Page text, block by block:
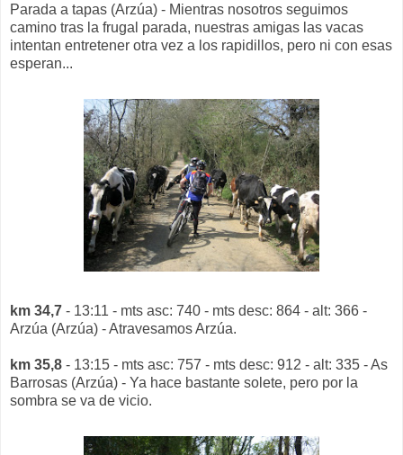
Parada a tapas (Arzúa) - Mientras nosotros seguimos
camino tras la frugal parada, nuestras amigas las vacas
intentan entretener otra vez a los rapidillos, pero ni con esas
esperan...
km 34,7 - 13:11 - mts asc: 740 - mts desc: 864 - alt: 366 -
Arzúa (Arzúa) - Atravesamos Arzúa.
km 35,8 - 13:15 - mts asc: 757 - mts desc: 912 - alt: 335 - As
Barrosas (Arzúa) - Ya hace bastante solete, pero por la
sombra se va de vicio.